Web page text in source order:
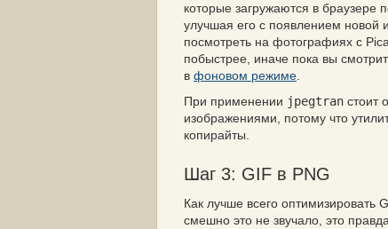
которые загружаются в браузере
улучшая его с появлением
посмотреть на фотографиях с
побыстрее, иначе пока вы
в фоновом режиме
При применении jpegtran стоит
изображениями, потому что
копирайты.
Шаг 3: GIF в PNG
Как лучше всего
смешно это не звучало, это